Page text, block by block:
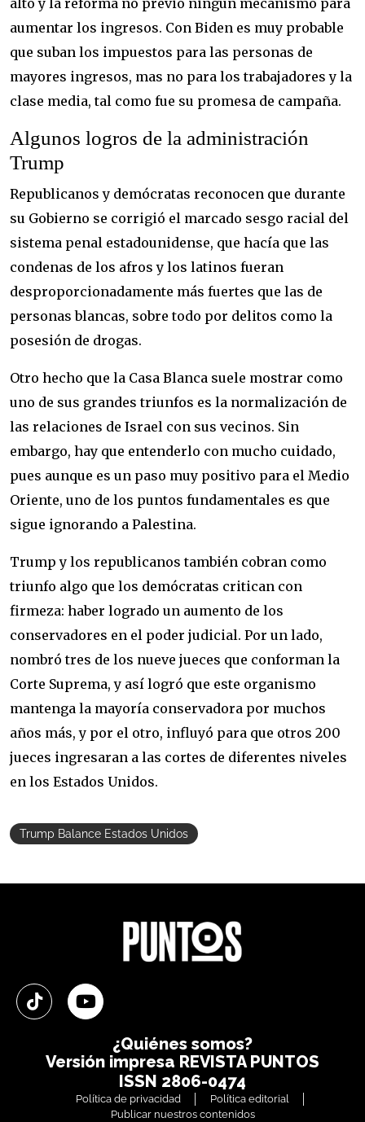
alto y la reforma no previó ningún mecanismo para
aumentar los ingresos. Con Biden es muy probable
que suban los impuestos para las personas de
mayores ingresos, mas no para los trabajadores y la
clase media, tal como fue su promesa de campaña.
Algunos logros de la administración
Trump
Republicanos y demócratas reconocen que durante
su Gobierno se corrigió el marcado sesgo racial del
sistema penal estadounidense, que hacía que las
condenas de los afros y los latinos fueran
desproporcionadamente más fuertes que las de
personas blancas, sobre todo por delitos como la
posesión de drogas.
Otro hecho que la Casa Blanca suele mostrar como
uno de sus grandes triunfos es la normalización de
las relaciones de Israel con sus vecinos. Sin
embargo, hay que entenderlo con mucho cuidado,
pues aunque es un paso muy positivo para el Medio
Oriente, uno de los puntos fundamentales es que
sigue ignorando a Palestina.
Trump y los republicanos también cobran como
triunfo algo que los demócratas critican con
firmeza: haber logrado un aumento de los
conservadores en el poder judicial. Por un lado,
nombró tres de los nueve jueces que conforman la
Corte Suprema, y así logró que este organismo
mantenga la mayoría conservadora por muchos
años más, y por el otro, influyó para que otros 200
jueces ingresaran a las cortes de diferentes niveles
en los Estados Unidos.
Trump Balance Estados Unidos
¿Quiénes somos?
Versión impresa REVISTA PUNTOS
ISSN 2806-0474
Política de privacidad
Política editorial
Publicar nuestros contenidos